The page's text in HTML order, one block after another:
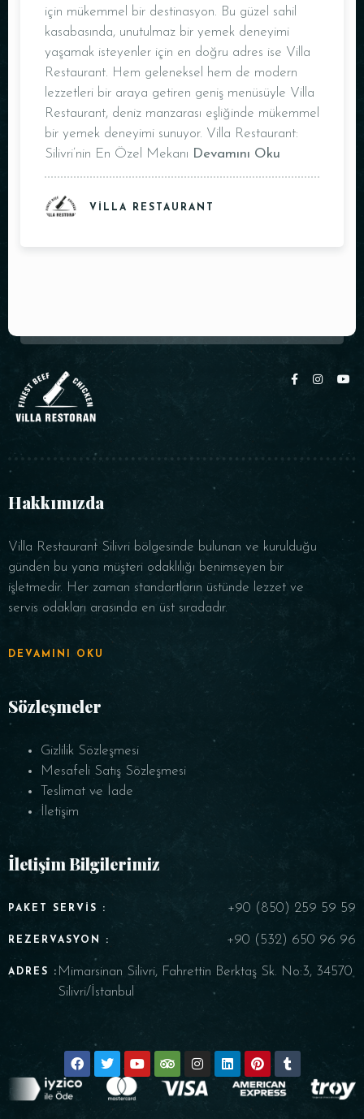
için mükemmel bir destinasyon. Bu güzel sahil
kasabasında, unutulmaz bir yemek deneyimi
yaşamak isteyenler için en doğru adres ise Villa
Restaurant. Hem geleneksel hem de modern
lezzetleri bir araya getiren geniş menüsüyle Villa
Restaurant, deniz manzarası eşliğinde mükemmel
bir yemek deneyimi sunuyor. Villa Restaurant:
Silivri’nin En Özel Mekanı Devamını Oku
VILLA RESTAURANT
Hakkımızda
Villa Restaurant Silivri bölgesinde bulunan ve kurulduğu
günden bu yana müşteri odaklılığı benimseyen bir
işletmedir. Her zaman standartların üstünde lezzet ve
servis odakları arasında en üst sıradadır.
DEVAMINI OKU
Sözleşmeler
Gizlilik Sözleşmesi
Mesafeli Satış Sözleşmesi
Teslimat ve İade
İletişim
İletişim Bilgilerimiz
PAKET SERVIS : +90 (850) 259 59 59
REZERVASYON : +90 (532) 650 96 96
ADRES : Mimarsinan Silivri, Fahrettin Berktaş Sk. No:3, 34570
Silivri/İstanbul